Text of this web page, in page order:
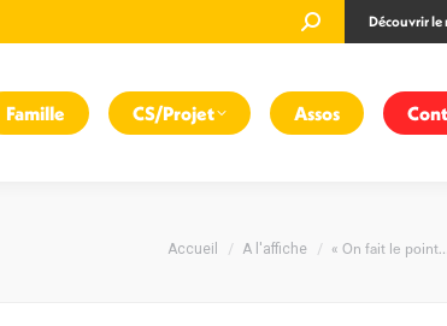
Recherche
:
Découvrir le
Famille CS/Projet Assos
Vous êtes ici :
Accueil A l'affiche « On fait le point…